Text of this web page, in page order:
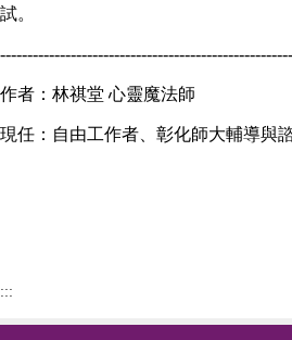
試。
作者：林祺堂 心靈魔法師
現任：自由工作者、彰化師大輔導與
:::